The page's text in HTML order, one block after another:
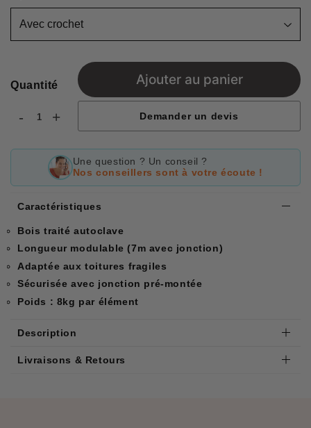
Quantité
- +
Ajouter au panier
Demander un devis
Une question ? Un conseil ?
Nos conseillers sont à votre écoute !
Caractéristiques
Bois traité autoclave
Longueur modulable (7m avec jonction)
Adaptée aux toitures fragiles
Sécurisée avec jonction pré-montée
Poids : 8kg par élément
Description
Livraisons & Retours